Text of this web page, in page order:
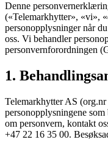
Denne
(«Telemarkhytter», «vi»,
personopplysninger når
oss. Vi behandler
personvernforordningen
1.
Telemarkhytter AS
personopplysningene
om personvern, kontakt
+47 22 16 35 00.